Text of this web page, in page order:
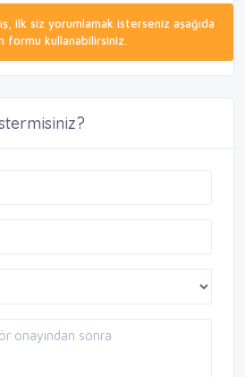
ilk siz yorumlamak isterseniz aşağıda
formu kullanabilirsiniz.